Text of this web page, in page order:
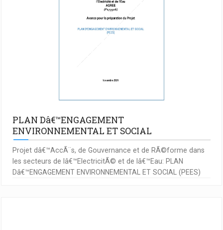
PLAN Dâ€™ENGAGEMENT
ENVIRONNEMENTAL ET SOCIAL
Projet dâ€™AccÃ¨s, de Gouvernance et de RÃ©forme dans
les secteurs de lâ€™ElectricitÃ© et de lâ€™Eau: PLAN
Dâ€™ENGAGEMENT ENVIRONNEMENTAL ET SOCIAL (PEES)